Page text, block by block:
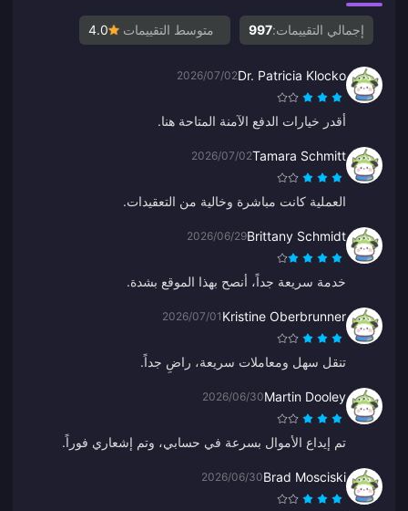
إجمالي التقييمات:997 متوسط التقييمات 4.0
Dr. Patricia Klocko
2026/07/02
أقدر خيارات الدفع الآمنة المتاحة هنا.
Tamara Schmitt
2026/07/02
العملية كانت مباشرة وخالية من التعقيدات.
Brittany Schmidt
2026/06/29
خدمة سريعة جداً، أنصح بهذا الموقع بشدة.
Kristine Oberbrunner
2026/07/01
تنقل سهل ومعاملات سريعة، راضٍ جداً.
Martin Dooley
2026/06/30
تم إيداع الأموال بسرعة في حسابي، وتم إشعاري فوراً.
Brad Mosciski
2026/06/30